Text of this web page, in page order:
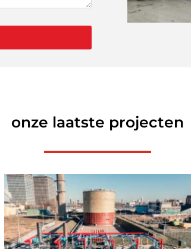
onze laatste projecten